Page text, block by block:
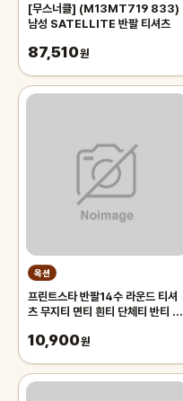
[무스너클] (M13MT719 833)
남성 SATELLITE 반팔 티셔츠
87,510원
옥션
프린트스타 반팔14수 라운드 티셔
츠 무지티 면티 흰티 단체티 반티 아
10,900원